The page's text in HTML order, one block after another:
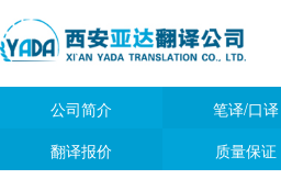
公司简介 笔译/口译
翻译报价
质量保证